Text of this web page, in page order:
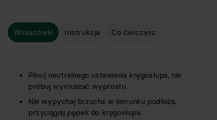
Wskazówki Instrukcja Co ćwiczysz
Pilnuj neutralnego ustawienia kręgosłupa, nie
próbuj wymuszać wyprostu.
Nie wypychaj brzucha w kierunku podłoża,
przyciągnij pępek do kręgosłupa.